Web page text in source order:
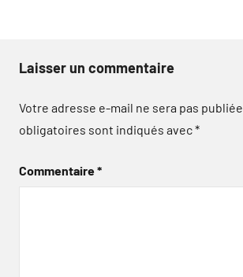
Laisser un commentaire
Votre adresse e-mail ne sera pas publiée.
obligatoires sont indiqués avec*
Commentaire*